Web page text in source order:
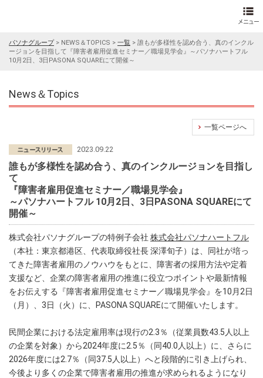
パソナグループ> NEWS＆TOPICS > 一覧 > 誰もが多様性を認め合う、真のインクル
ージョンを目指して『障害者雇用促進セミナー／職場見学会』～パソナハートフル
10月2日、3日PASONA SQUAREにて開催～
News＆Topics
一覧ページへ
2023.09.22
誰もが多様性を認め合う、真のインクルージョンを目指し
て
『障害者雇用促進セミナー／職場見学会』
～パソナハートフル 10月2日、3日PASONA SQUAREにて
開催～
株式会社パソナグループの特例子会社 株式会社パソナハートフル
（本社：東京都港区、代表取締役社長 深澤旬子）は、同社が培っ
てきた障害者雇用のノウハウをもとに、障害者の採用方法や定着
支援など、企業の障害者雇用の推進に役立つポイントや最新情報
をお伝えする『障害者雇用促進セミナー／職場見学会』を10月2日
（月）、3日（火）に、PASONA SQUAREにて開催いたします。
民間企業における法定雇用率は現行の2.3％（従業員数43.5人以上
の企業を対象）から2024年度に2.5％（同40.0人以上）に、さらに
2026年度には2.7％（同37.5人以上）へと段階的に引き上げられ、
今後より多くの企業で障害者雇用の推進が求められるようになり